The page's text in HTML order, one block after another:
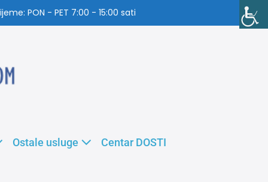
PON - PET 7:00 - 15:00 sati
Ostale usluge Centar DOSTI